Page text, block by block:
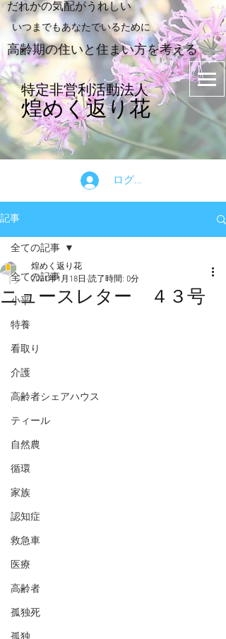
​だれかの気配がうれしい
​いつまでもあなたでいるために
​高齢期の住いと住まい方を考える
特定非営利活動法人
煌めく返り花
ログイン
記事
全ての記事
小平
特養
看取り
介護
高齢者シェアハウス
ティール
自然農
循環
家族
認知症
救急車
医療
高齢者
孤独死
全ての記事
ニュースレター ４３号
煌めく返り花
2021年1月18日 読了時間: 0分